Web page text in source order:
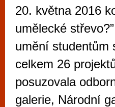
20. května 2016
umělecké
umění studentům
celkem 26
posuzovala
galerie, Národní
Mimo jiné je ale
vyzkoušet různé
metropoli
po moderní
příležitostné hráče.